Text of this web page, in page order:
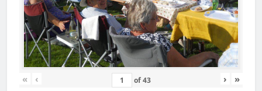
« ‹ of43 › »